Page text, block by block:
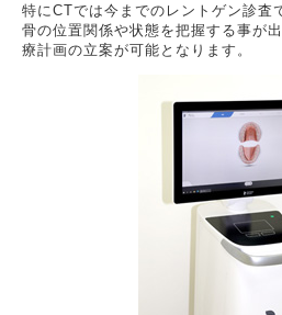
特にCTでは今までのレントゲン診査
骨の位置関係や状態を把握する事が
療計画の立案が可能となります。